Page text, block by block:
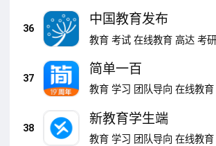
36
中国教育发布
教育 考试 在线教育 高达 考研
37
简单一百
教育 学习 团队导向 在线教育
38
新教育学生端
教育 学习 团队导向 在线教育